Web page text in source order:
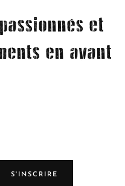
et
en avant
S'INSCRIRE